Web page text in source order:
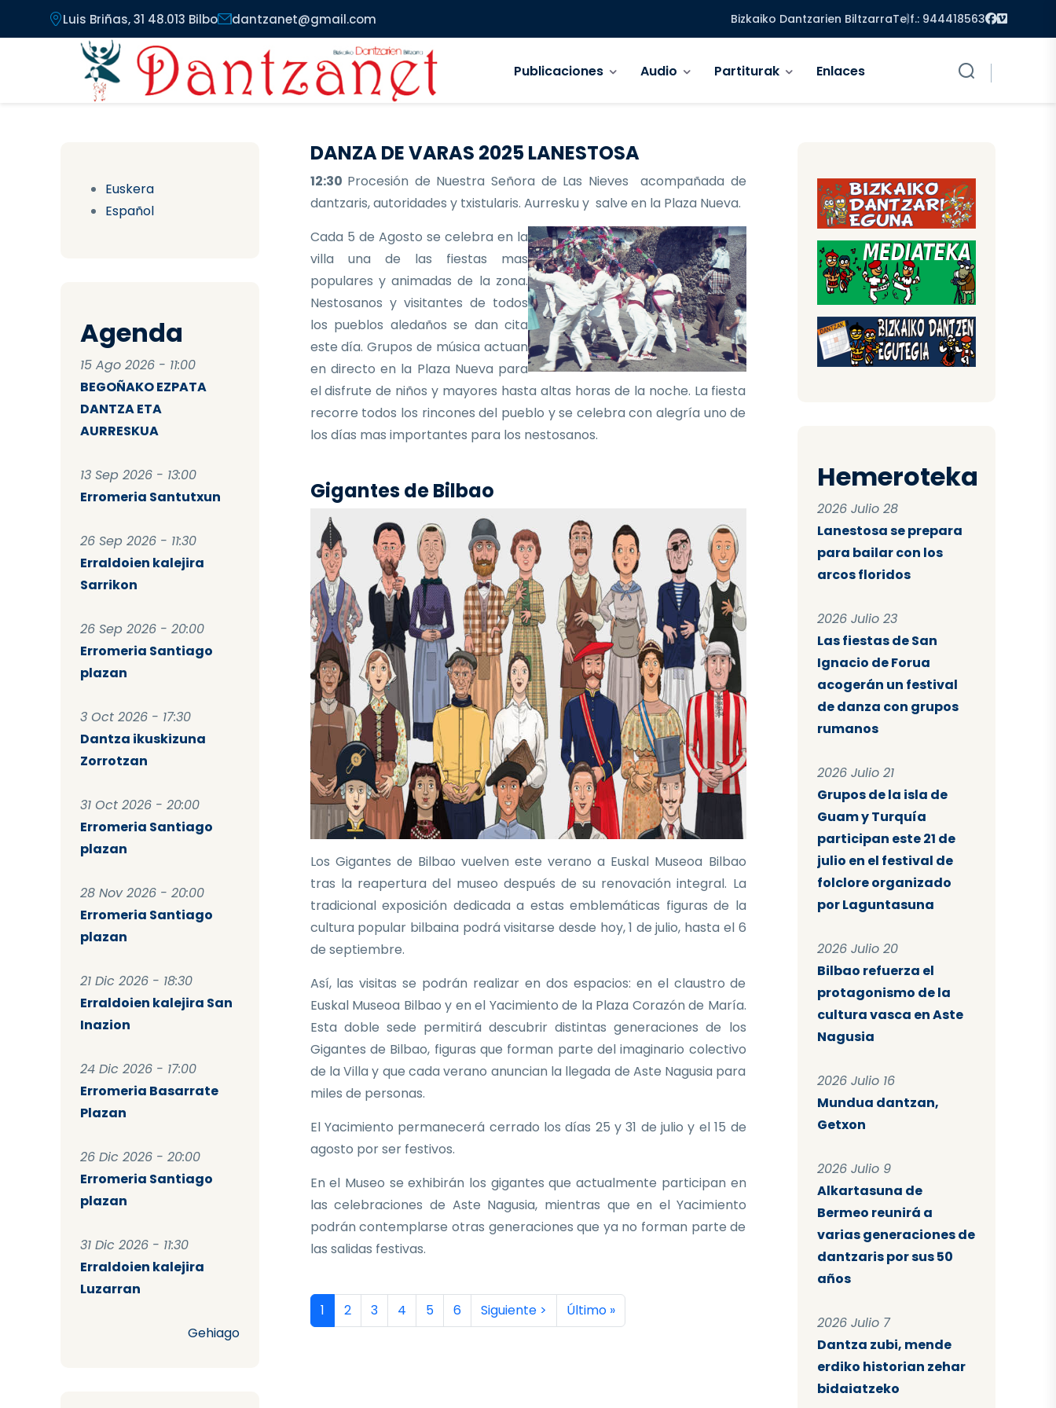
Pasar al contenido principal
Luis Briñas, 31 48.013 Bilbo dantzanet@gmail.com Bizkaiko Dantzarien BiltzarraTelf.: 944418563 Facebook
Vimeo
Publicaciones Audio Partiturak Enlaces
Euskera
Español
Agenda
15 Ago 2026 - 11:00
BEGOÑAKO EZPATA
DANTZA ETA
AURRESKUA
13 Sep 2026 - 13:00
Erromeria Santutxun
26 Sep 2026 - 11:30
Erraldoien kalejira
Sarrikon
26 Sep 2026 - 20:00
Erromeria Santiago
plazan
3 Oct 2026 - 17:30
Dantza ikuskizuna
Zorrotzan
31 Oct 2026 - 20:00
Erromeria Santiago
plazan
28 Nov 2026 - 20:00
Erromeria Santiago
plazan
21 Dic 2026 - 18:30
Erraldoien kalejira San
Inazion
24 Dic 2026 - 17:00
Erromeria Basarrate
Plazan
26 Dic 2026 - 20:00
Erromeria Santiago
plazan
31 Dic 2026 - 11:30
Erraldoien kalejira
Luzarran
Gehiago
DANZA DE VARAS 2025 LANESTOSA
12:30 Procesión de Nuestra Señora de Las Nieves acompañada de
dantzaris, autoridades y txistularis. Aurresku y salve en la Plaza Nueva.
Cada 5 de Agosto se celebra en la
villa una de las fiestas mas
populares y animadas de la zona.
Nestosanos y visitantes de todos
los pueblos aledaños se dan cita
este día. Grupos de música actuan
en directo en la Plaza Nueva para
el disfrute de niños y mayores hasta altas horas de la noche. La fiesta
recorre todos los rincones del pueblo y se celebra con alegría uno de
los días mas importantes para los nestosanos.
Gigantes de Bilbao
Los Gigantes de Bilbao vuelven este verano a Euskal Museoa Bilbao
tras la reapertura del museo después de su renovación integral. La
tradicional exposición dedicada a estas emblemáticas figuras de la
cultura popular bilbaina podrá visitarse desde hoy, 1 de julio, hasta el 6
de septiembre.
Así, las visitas se podrán realizar en dos espacios: en el claustro de
Euskal Museoa Bilbao y en el Yacimiento de la Plaza Corazón de María.
Esta doble sede permitirá descubrir distintas generaciones de los
Gigantes de Bilbao, figuras que forman parte del imaginario colectivo
de la Villa y que cada verano anuncian la llegada de Aste Nagusia para
miles de personas.
El Yacimiento permanecerá cerrado los días 25 y 31 de julio y el 15 de
agosto por ser festivos.
En el Museo se exhibirán los gigantes que actualmente participan en
las celebraciones de Aste Nagusia, mientras que en el Yacimiento
podrán contemplarse otras generaciones que ya no forman parte de
las salidas festivas.
Paginación
Página actual
1 Página
2 Página
3 Página
4 Página
5 Página
6 Siguiente página
Siguiente > Última página
Último »
Hemeroteka
2026 Julio 28
Lanestosa se prepara
para bailar con los
arcos floridos
2026 Julio 23
Las fiestas de San
Ignacio de Forua
acogerán un festival
de danza con grupos
rumanos
2026 Julio 21
Grupos de la isla de
Guam y Turquía
participan este 21 de
julio en el festival de
folclore organizado
por Laguntasuna
2026 Julio 20
Bilbao refuerza el
protagonismo de la
cultura vasca en Aste
Nagusia
2026 Julio 16
Mundua dantzan,
Getxon
2026 Julio 9
Alkartasuna de
Bermeo reunirá a
varias generaciones de
dantzaris por sus 50
años
2026 Julio 7
Dantza zubi, mende
erdiko historian zehar
bidaiatzeko